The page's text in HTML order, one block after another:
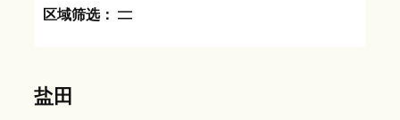
区域筛选：
盐田